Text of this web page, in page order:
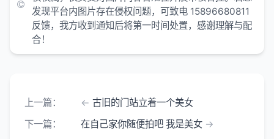
发现平台内图片存在侵权问题，可致电 15896680811
反馈，我方收到通知后将第一时间处置，感谢理解与配
合！
上一篇：
古旧的门站立着一个美女
下一篇：
在自己家你随便拍吧 我是美女